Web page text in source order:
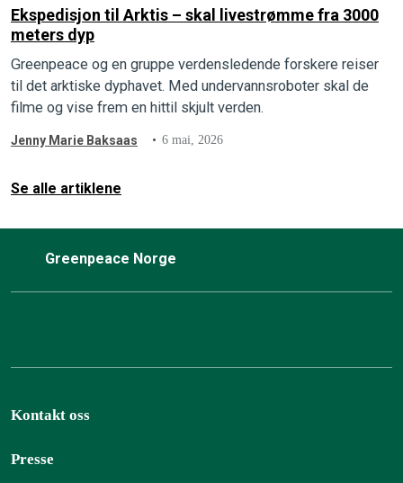
Ekspedisjon til Arktis – skal livestrømme fra 3000
meters dyp
Greenpeace og en gruppe verdensledende forskere reiser
til det arktiske dyphavet. Med undervannsroboter skal de
filme og vise frem en hittil skjult verden.
Jenny Marie Baksaas 6 mai, 2026
Se alle artiklene
Greenpeace Norge
Kontakt oss
Presse